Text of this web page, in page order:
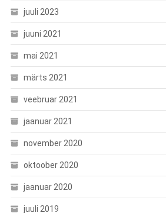
juuli 2023
juuni 2021
mai 2021
märts 2021
veebruar 2021
jaanuar 2021
november 2020
oktoober 2020
jaanuar 2020
juuli 2019